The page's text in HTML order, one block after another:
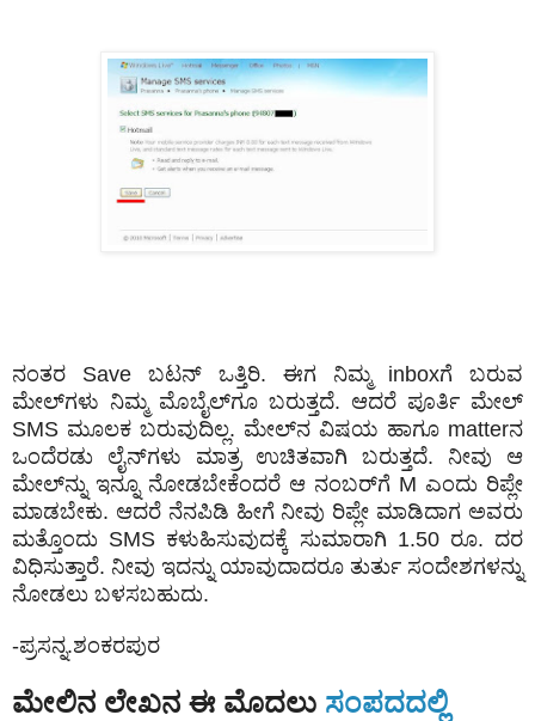
ನಂತರ Save ಬಟನ್ ಒತ್ತಿರಿ. ಈಗ ನಿಮ್ಮ inboxಗೆ ಬರುವ
ಮೇಲ್‌ಗಳು ನಿಮ್ಮ ಮೊಬೈಲ್‌ಗೂ ಬರುತ್ತದೆ. ಆದರೆ ಪೂರ್ತಿ ಮೇಲ್‌
SMS ಮೂಲಕ ಬರುವುದಿಲ್ಲ. ಮೇಲ್‌ನ ವಿಷಯ ಹಾಗೂ matterನ
ಒಂದೆರಡು ಲೈನ್‌ಗಳು ಮಾತ್ರ ಉಚಿತವಾಗಿ ಬರುತ್ತದೆ. ನೀವು ಆ
ಮೇಲ್‌ನ್ನು ಇನ್ನೂ ನೋಡಬೇಕೆಂದರೆ ಆ ನಂಬರ್‌ಗೆ M ಎಂದು ರಿಪ್ಲೇ
ಮಾಡಬೇಕು. ಆದರೆ ನೆನಪಿಡಿ ಹೀಗೆ ನೀವು ರಿಪ್ಲೇ ಮಾಡಿದಾಗ ಅವರು
ಮತ್ತೊಂದು SMS ಕಳುಹಿಸುವುದಕ್ಕೆ ಸುಮಾರಾಗಿ 1.50 ರೂ. ದರ
ವಿಧಿಸುತ್ತಾರೆ. ನೀವು ಇದನ್ನು ಯಾವುದಾದರೂ ತುರ್ತು ಸಂದೇಶಗಳನ್ನು
ನೋಡಲು ಬಳಸಬಹುದು.
-ಪ್ರಸನ್ನ.ಶಂಕರಪುರ
ಮೇಲಿನ ಲೇಖನ ಈ ಮೊದಲು ಸಂಪದದಲ್ಲಿ